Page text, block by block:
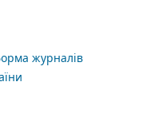
журналів